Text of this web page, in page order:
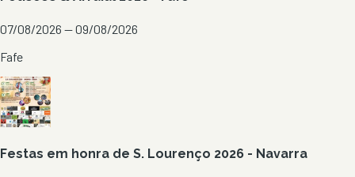
07/08/2026 — 09/08/2026
Fafe
Festas em honra de S. Lourenço 2026 - Navarra